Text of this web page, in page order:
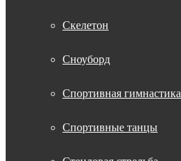
Скелетон
Сноуборд
Спортивная гимнастика
Спортивные танцы